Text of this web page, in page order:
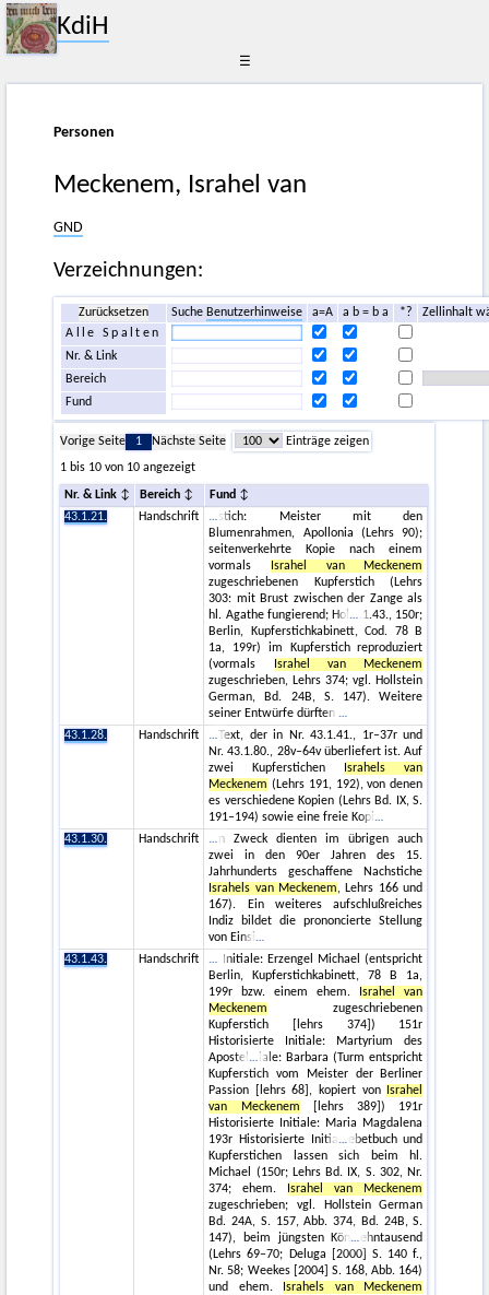
KdiH
☰
Personen
Meckenem, Israhel van
GND
Verzeichnungen:
Zurücksetzen Suche Benutzerhinweise a=A a b = b a *?
Zellinhalt
Alle Spalten
Nr. & Link
Bereich
Fund
Vorige Seite 1 Nächste Seite
Einträge zeigen
1 bis 10 von 10 angezeigt
Nr. & Link Bereich
Fund
43.1.21.
Handschrift
stich: Meister mit den
Blumenrahmen, Apollonia (Lehrs 90);
seitenverkehrte Kopie nach einem
vormals
Israhel van Meckenem
zugeschriebenen Kupferstich (Lehrs
303: mit Brust zwischen der Zange als
hl. Agathe fungierend; Hol
.1.43., 150r;
Berlin, Kupferstichkabinett, Cod. 78 B
1a, 199r) im Kupferstich reproduziert
(vormals
Israhel van Meckenem
zugeschrieben, Lehrs 374; vgl. Hollstein
German, Bd. 24B, S. 147). Weitere
seiner Entwürfe dürften
43.1.28.
Handschrift
Text, der in Nr. 43.1.41., 1r–37r und
Nr. 43.1.80., 28v–64v überliefert ist. Auf
zwei Kupferstichen
Israhels van
Meckenem (Lehrs 191, 192), von denen
es verschiedene Kopien (Lehrs Bd. IX, S.
191–194) sowie eine freie Kopi
43.1.30.
Handschrift
n Zweck dienten im übrigen auch
zwei in den 90er Jahren des 15.
Jahrhunderts geschaffene Nachstiche
Israhels van Meckenem, Lehrs 166 und
167). Ein weiteres aufschlußreiches
Indiz bildet die prononcierte Stellung
von Einsi
43.1.43.
Handschrift
Initiale: Erzengel Michael (entspricht
Berlin, Kupferstichkabinett, 78 B 1a,
199r bzw. einem ehem.
Israhel van
Meckenem
zugeschriebenen
Kupferstich [lehrs 374]) 151r
Historisierte Initiale: Martyrium des
Apostel
iale: Barbara (Turm entspricht
Kupferstich vom Meister der Berliner
Passion [lehrs 68], kopiert von
Israhel
van Meckenem [lehrs 389]) 191r
Historisierte Initiale: Maria Magdalena
193r Historisierte Initia
ebetbuch und
Kupferstichen lassen sich beim hl.
Michael (150r; Lehrs Bd. IX, S. 302, Nr.
374; ehem.
Israhel van Meckenem
zugeschrieben; vgl. Hollstein German
Bd. 24A, S. 157, Abb. 374, Bd. 24B, S.
147), beim jüngsten Kön
ehntausend
(Lehrs 69–70; Deluga [2000] S. 140 f.,
Nr. 58; Weekes [2004] S. 168, Abb. 164)
und ehem.
Israhels van Meckenem